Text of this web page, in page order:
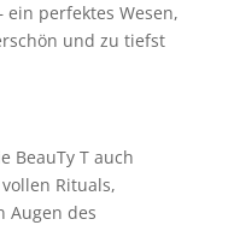
ein perfektes Wesen,
und zu tiefst
BeauTy T auch
Rituals,
Augen des